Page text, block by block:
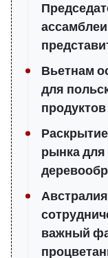
Вьетнам
для
рынка для
важный